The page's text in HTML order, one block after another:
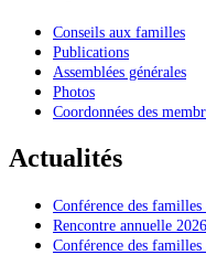
Conseils aux familles
Publications
Assemblées générales
Photos
Coordonnées des
Actualités
Conférence des
Rencontre annuelle 2026
Conférence des